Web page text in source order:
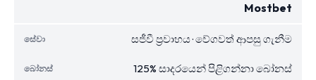
Mostbet
සජීවී ප්‍රවාහය · වේගවත් ආපසු ගැනීම
125% සාදරයෙන් පිළිගන්නා බෝනස්